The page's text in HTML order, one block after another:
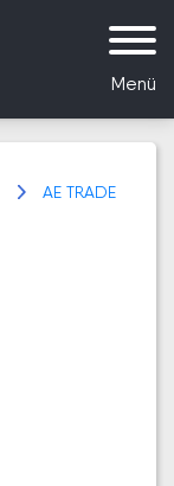
Menü
AE TRADE